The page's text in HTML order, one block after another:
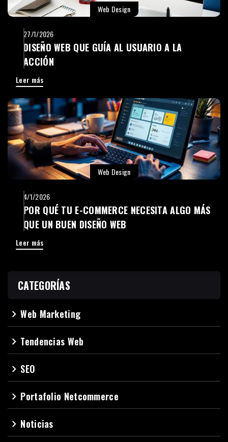
Web Design
27/1/2026
DISEÑO WEB QUE GUÍA AL USUARIO A LA
ACCIÓN
Leer más
Web Design
4/1/2026
POR QUÉ TU E-COMMERCE NECESITA ALGO MÁS
QUE UN BUEN DISEÑO WEB
Leer más
CATEGORÍAS
navigate_nextWeb Marketing
navigate_next Tendencias Web
navigate_next SEO
navigate_next Portafolio Netcommerce
navigate_next Noticias